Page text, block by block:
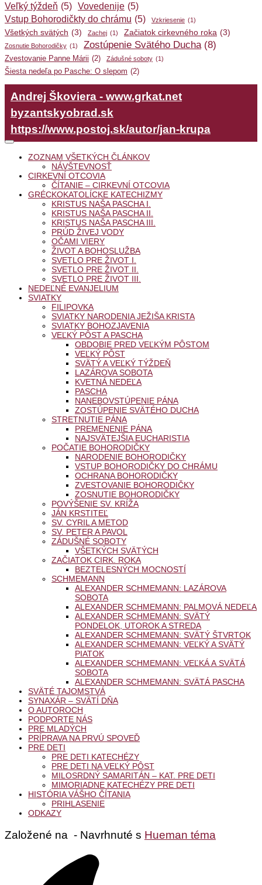
Veľký týždeň (5) Vovedenije (5)
Vstup Bohorodičkty do chrámu (5) Vzkriesenie (1)
Všetkých svätých (3) Zachej (1) Začiatok cirkevného roka (3)
Zosnutie Bohorodičky (1) Zostúpenie Svätého Ducha (8)
Zvestovanie Panne Márii (2) Zádušné soboty (1)
Šiesta nedeľa po Pasche: O slepom (2)
Andrej Škoviera - www.grkat.net
byzantskyobrad.sk
https://www.postoj.sk/autor/jan-krupa
ZOZNAM VŠETKÝCH ČLÁNKOV
NÁVŠTEVNOSŤ
CIRKEVNÍ OTCOVIA
ČÍTANIE – CIRKEVNÍ OTCOVIA
GRÉCKOKATOLÍCKE KATECHIZMY
KRISTUS NAŠA PASCHA I.
KRISTUS NAŠA PASCHA II.
KRISTUS NAŠA PASCHA III.
PRÚD ŽIVEJ VODY
OČAMI VIERY
ŽIVOT A BOHOSLUŽBA
SVETLO PRE ŽIVOT I.
SVETLO PRE ŽIVOT II.
SVETLO PRE ŽIVOT III.
NEDEĽNÉ EVANJELIUM
SVIATKY
FILIPOVKA
SVIATKY NARODENIA JEŽIŠA KRISTA
SVIATKY BOHOZJAVENIA
VEĽKÝ PÔST A PASCHA
OBDOBIE PRED VEĽKÝM PÔSTOM
VEĽKÝ PÔST
SVÄTÝ A VEĽKÝ TÝŽDEŇ
LAZÁROVA SOBOTA
KVETNÁ NEDEĽA
PASCHA
NANEBOVSTÚPENIE PÁNA
ZOSTÚPENIE SVÄTÉHO DUCHA
STRETNUTIE PÁNA
PREMENENIE PÁNA
NAJSVÄTEJŠIA EUCHARISTIA
POČATIE BOHORODIČKY
NARODENIE BOHORODIČKY
VSTUP BOHORODIČKY DO CHRÁMU
OCHRANA BOHORODIČKY
ZVESTOVANIE BOHORODIČKY
ZOSNUTIE BOHORODIČKY
POVÝŠENIE SV. KRÍŽA
JÁN KRSTITEĽ
SV. CYRIL A METOD
SV. PETER A PAVOL
ZÁDUŠNÉ SOBOTY
VŠETKÝCH SVÄTÝCH
ZAČIATOK CIRK. ROKA
BEZTELESNÝCH MOCNOSTÍ
SCHMEMANN
ALEXANDER SCHMEMANN: LAZÁROVA
SOBOTA
ALEXANDER SCHMEMANN: PALMOVÁ NEDEĽA
ALEXANDER SCHMEMANN: SVÄTÝ
PONDELOK, UTOROK A STREDA
ALEXANDER SCHMEMANN: SVÄTÝ ŠTVRTOK
ALEXANDER SCHMEMANN: VEĽKÝ A SVÄTÝ
PIATOK
ALEXANDER SCHMEMANN: VEĽKÁ A SVÄTÁ
SOBOTA
ALEXANDER SCHMEMANN: SVÄTÁ PASCHA
SVÄTÉ TAJOMSTVÁ
SYNAXÁR – SVÄTÍ DŇA
O AUTOROCH
PODPORTE NÁS
PRE MLADÝCH
PRÍPRAVA NA PRVÚ SPOVEĎ
PRE DETI
PRE DETI KATECHÉZY
PRE DETI NA VEĽKÝ PÔST
MILOSRDNÝ SAMARITÁN – KAT. PRE DETI
MIMORIADNE KATECHÉZY PRE DETI
HISTÓRIA VÁŠHO ČÍTANIA
PRIHLASENIE
ODKAZY
Založené na - Navrhnuté s Hueman téma